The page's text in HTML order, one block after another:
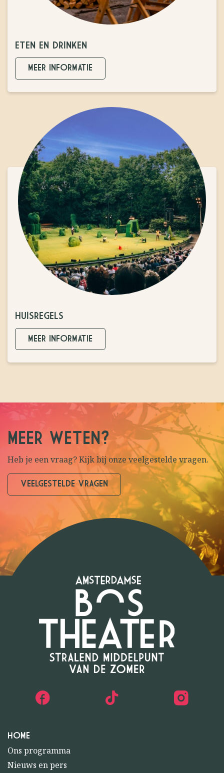
ETEN EN DRINKEN
MEER INFORMATIE
HUISREGELS
MEER INFORMATIE
MEER WETEN?
Heb je een vraag? Kijk bij onze veelgestelde vragen.
VEELGESTELDE VRAGEN
HOME
Ons programma
Nieuws en pers